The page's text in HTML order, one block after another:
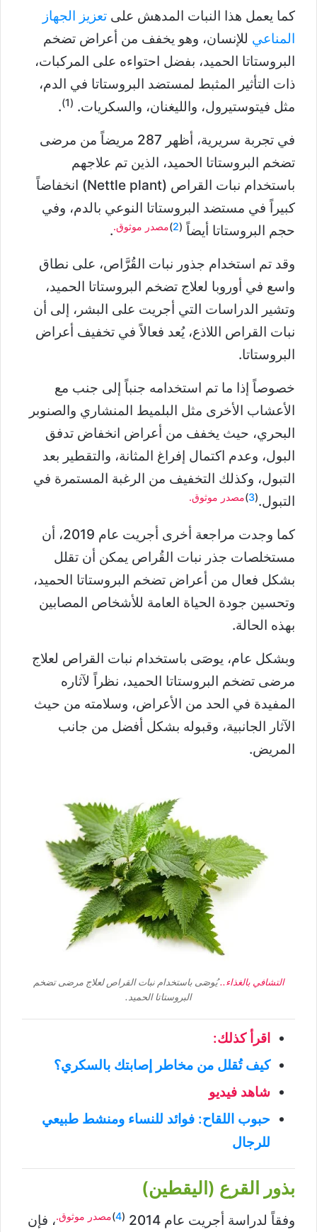
كما يعمل هذا النبات المدهش على تعزيز الجهاز
المناعي للإنسان، وهو يخفف من أعراض تضخم
البروستاتا الحميد، بفضل احتواءه على المركبات،
ذات التأثير المثبط لمستضد البروستاتا في الدم،
مثل فيتوستيرول، والليغنان، والسكريات. (1)
.
في تجربة سريرية، أظهر 287 مريضاً من مرضى
تضخم البروستاتا الحميد، الذين تم علاجهم
باستخدام نبات القراص (Nettle plant) انخفاضاً
كبيراً في مستضد البروستاتا النوعي بالدم، وفي
حجم البروستاتا أيضاً (
2
)مصدر موثوق..
وقد تم استخدام جذور نبات القُرَّاص، على نطاق
واسع في أوروبا لعلاج تضخم البروستاتا الحميد،
وتشير الدراسات التي أجريت على البشر، إلى أن
نبات القراص اللاذع، يُعد فعالاً في تخفيف أعراض
البروستاتا.
خصوصاً إذا ما تم استخدامه جنباً إلى جنب مع
الأعشاب الأخرى مثل البلميط المنشاري والصنوبر
البحري، حيث يخفف من أعراض انخفاض تدفق
البول، وعدم اكتمال إفراغ المثانة، والتقطير بعد
التبول، وكذلك التخفيف من الرغبة المستمرة في
التبول.(
3
)مصدر موثوق.
كما وجدت مراجعة أخرى أجريت عام 2019، أن
مستخلصات جذر نبات القُراص يمكن أن تقلل
بشكل فعال من أعراض تضخم البروستاتا الحميد،
وتحسين جودة الحياة العامة للأشخاص المصابين
بهذه الحالة.
وبشكل عام، يوصَى باستخدام نبات القراص لعلاج
مرضى تضخم البروستاتا الحميد، نظراً لآثاره
المفيدة في الحد من الأعراض، وسلامته من حيث
الآثار الجانبية، وقبوله بشكل أفضل من جانب
المريض.
التشافي بالغذاء..يُوصَى باستخدام نبات القراص لعلاج مرضى تضخم
البروستاتا الحميد.
اقرأ كذلك:
كيف تُقلل من مخاطر إصابتك بالسكري؟
شاهد فيديو
حبوب اللقاح: فوائد للنساء ومنشط طبيعي
للرجال
بذور القرع (اليقطين)
وفقاً لدراسة أجريت عام 2014 (
4
)مصدر موثوق.، فإن